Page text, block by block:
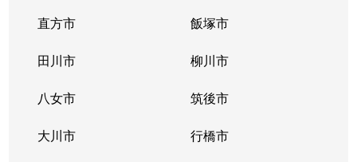
直方市 飯塚市
田川市 柳川市
八女市 筑後市
大川市 行橋市